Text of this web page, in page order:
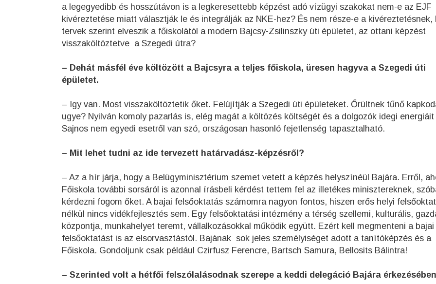
a legegyedibb és hosszútávon is a legkeresettebb képzést adó vízügyi szakokat nem-e az EJF
kivéreztetése miatt választják le és integrálják az NKE-hez? És nem része-e a kivéreztetésnek,
tervek szerint elveszik a főiskolától a modern Bajcsy-Zsilinszky úti épületet, az ottani képzést
visszaköltöztetve a Szegedi útra?
– Dehát másfél éve költözött a Bajcsyra a teljes főiskola, üresen hagyva a Szegedi úti
épületet.
– Igy van. Most visszaköltöztetik őket. Felújítják a Szegedi úti épületeket. Őrültnek tűnő
ugye? Nyilván komoly pazarlás is, elég magát a költözés költségét és a dolgozók idegi
Sajnos nem egyedi esetről van szó, országosan hasonló fejetlenség tapasztalható.
– Mit lehet tudni az ide tervezett határvadász-képzésről?
– Az a hír járja, hogy a Belügyminisztérium szemet vetett a képzés helyszínéül Bajára. Erről,
Főiskola további sorsáról is azonnal írásbeli kérdést tettem fel az illetékes minisztereknek,
kérdezni fogom őket. A bajai felsőoktatás számomra nagyon fontos, hiszen erős helyi
nélkül nincs vidékfejlesztés sem. Egy felsőoktatási intézmény a térség szellemi, kulturális,
központja, munkahelyet teremt, vállalkozásokkal működik együtt. Ezért kell megmenteni a bajai
felsőoktatást is az elsorvasztástól. Bajának sok jeles személyiséget adott a tanítóképzés és a
Főiskola. Gondoljunk csak például Czirfusz Ferencre, Bartsch Samura, Bellosits Bálintra!
– Szerinted volt a hétfői felszólalásodnak szerepe a keddi delegáció Bajára